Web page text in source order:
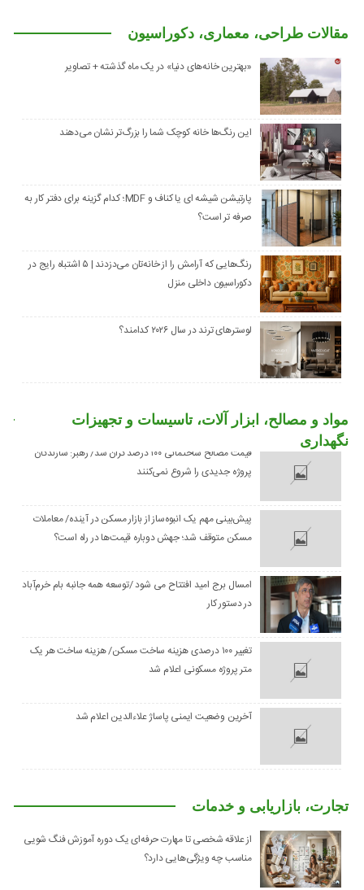
مقالات طراحی، معماری، دکوراسیون
«بهترین خانه‌های دنیا» در یک ماه گذشته + تصاویر
این رنگ‌ها خانه کوچک شما را بزرگ‌تر نشان می‌دهند
پارتیشن شیشه ای یا کناف و MDF؛ کدام گزینه برای دفتر کار به
صرفه تر است؟
رنگ‌هایی که آرامش را از خانه‌تان می‌دزدند | ۵ اشتباه رایج در
دکوراسیون داخلی منزل
لوسترهای ترند در سال ۲۰۲۶ کدامند؟
مواد و مصالح، ابزار آلات، تاسیسات و تجهیزات
نگهداری
قیمت مصالح ساختمانی ۱۰۰ درصد گران شد/ رهبر: سازندگان
پروژه جدیدی را شروع نمی‌کنند
پیش‌بینی مهم یک انبوه‌ساز از بازار مسکن در آینده/ معاملات
مسکن متوقف شد؛ جهش دوباره قیمت‌ها در راه است؟
امسال برج امید افتتاح می شود /توسعه همه جانبه بام خرم‌آباد
در دستور کار
تغییر ۱۰۰ درصدی هزینه ساخت مسکن/ هزینه ساخت هر یک
متر پروژه مسکونی اعلام شد
آخرین وضعیت ایمنی پاساژ علاءالدین اعلام شد
تجارت، بازاریابی و خدمات
از علاقه شخصی تا مهارت حرفه‌ای یک دوره آموزش فنگ شویی
مناسب چه ویژگی‌هایی دارد؟